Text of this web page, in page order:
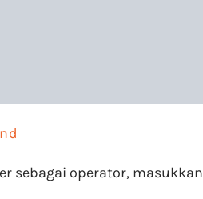
sebagai operator, masukkan